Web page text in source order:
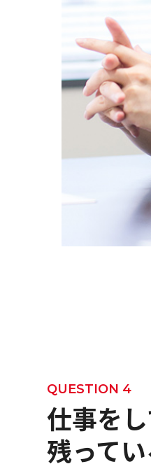
QUESTION 4
仕事を
残って